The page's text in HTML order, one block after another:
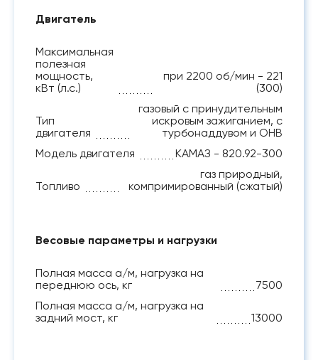
Двигатель
Максимальная
полезная
мощность,
кВт (л.с.)
при 2200 об/мин - 221
(300)
Тип
двигателя
газовый с принудительным
искровым зажиганием, с
турбонаддувом и ОНВ
Модель двигателя
КАМАЗ - 820.92-300
Топливо
газ природный,
компримированный (сжатый)
Весовые параметры и нагрузки
Полная масса а/м, нагрузка на
переднюю ось, кг
7500
Полная масса а/м, нагрузка на
задний мост, кг
13000